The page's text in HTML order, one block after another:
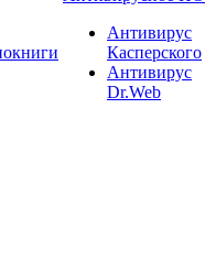
Антивирус
Касперского
Антивирус
Dr.Web